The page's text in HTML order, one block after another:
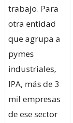
trabajo. Para
otra entidad
que agrupa a
pymes
industriales,
IPA, más de 3
mil empresas
de ese sector